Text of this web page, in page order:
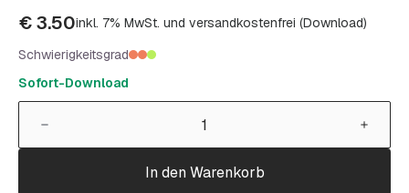
€3.50inkl. 7% MwSt. und versandkostenfrei (Download)
Schwierigkeitsgrad
Sofort-Download
In den Warenkorb